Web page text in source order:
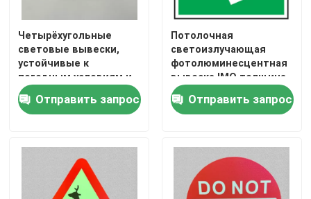
Четырёхугольные
световые вывески,
устойчивые к
погодным условиям и
очень долговечные
Отправить запрос
Потолочная
светоизлучающая
фотолюминесцентная
вывеска IMO толщина
1 мм
Отправить запрос